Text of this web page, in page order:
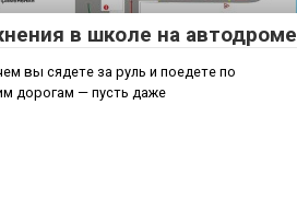
в школе на автодроме
вы сядете за руль и поедете по
дорогам — пусть даже